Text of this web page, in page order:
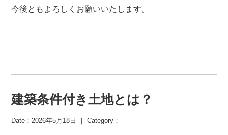
今後ともよろしくお願いいたします。
建築条件付き土地とは？
Date：2026年5月18日 ｜ Category：